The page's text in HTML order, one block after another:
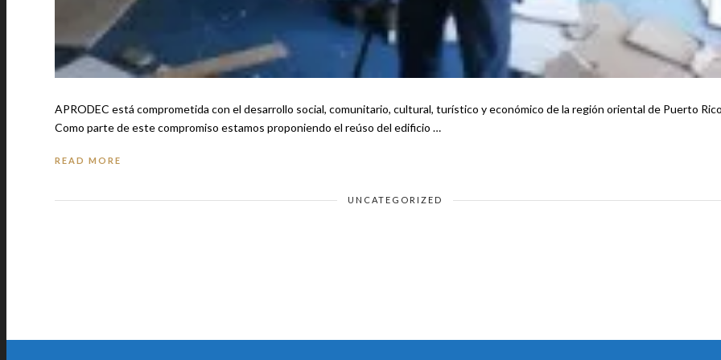
APRODEC está comprometida con el desarrollo social, comunitario, cultural, turístico y económico de la región oriental de Puerto
Como parte de este compromiso estamos proponiendo el reúso del edificio …
READ MORE
UNCATEGORIZED